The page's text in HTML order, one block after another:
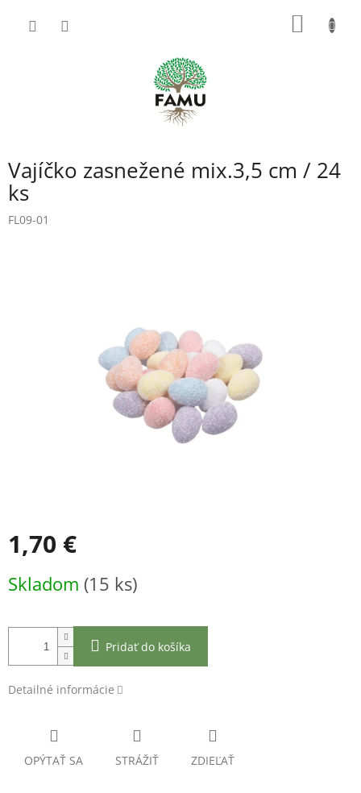
Vajíčko zasnežené mix.3,5 cm / 24
ks
FL09-01
1,70 €
cena:
Skladom (15 ks)
Pridať do košíka
Detailné informácie
OPÝTAŤ SA STRÁŽIŤ ZDIEĽAŤ